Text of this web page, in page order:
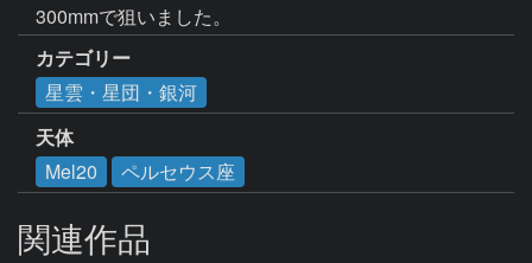
300mmで狙いました。
カテゴリー
星雲・星団・銀河
天体
Mel20
ペルセウス座
関連作品